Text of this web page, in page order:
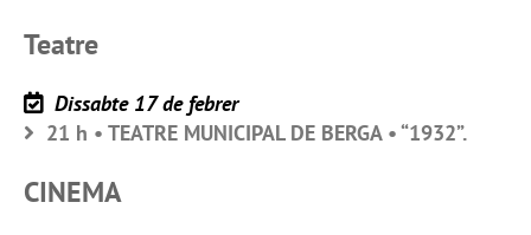
Teatre
Dissabte 17 de febrer
21 h • TEATRE MUNICIPAL DE BERGA • “1932”.
CINEMA